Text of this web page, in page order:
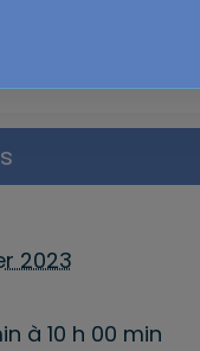
2023
à 10 h 00 min